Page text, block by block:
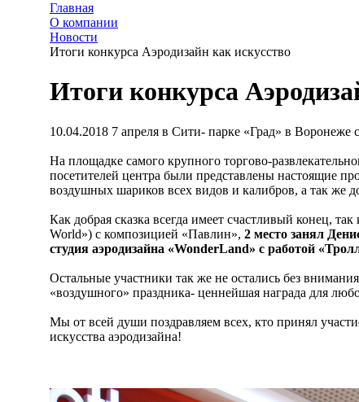
Мы используем cookie
Удаление аккаунта
Главная
О компании
Новости
Итоги конкурса Аэродизайн как искусство
Итоги конкурса
10.04.2018 7 апреля в Сити- парке «Град» в Воронеже
На площадке самого крупного торгово-
посетителей центра были представлены настоящие
воздушных шариков всех видов и калибров, а так же
Как добрая сказка всегда имеет счастливый конец,
World») с композицией «Павлин», 2 место занял
студия аэродизайна «WonderLand» с работой
Остальные участники так же не остались без
«воздушного» праздника- ценнейшая награда для
Мы от всей души поздравляем всех, кто принял
искусства аэродизайна!